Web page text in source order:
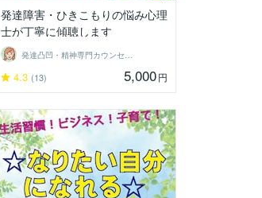
発達障害・ひきこもりの悩み心理
士が丁寧に傾聴します
発達凸凹・精神専門カウンセラー○haru
4.3 (13) 5,000円